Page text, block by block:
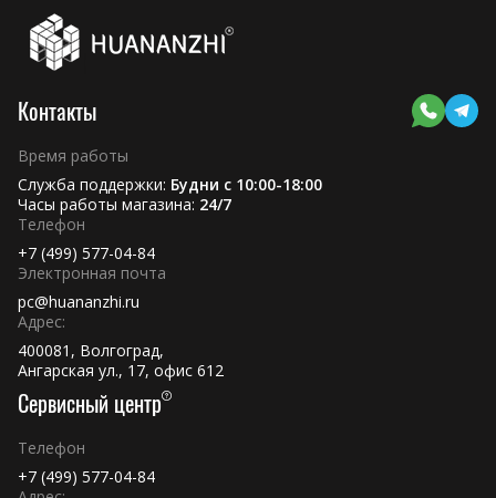
Контакты
Время работы
Служба поддержки: Будни с 10:00-18:00
Часы работы магазина: 24/7
Телефон
+7 (499) 577-04-84
Электронная почта
pc@huananzhi.ru
Адрес:
400081, Волгоград,
Ангарская ул., 17, офис 612
Сервисный центр
Телефон
+7 (499) 577-04-84